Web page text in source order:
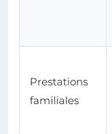
Prestations
familiales